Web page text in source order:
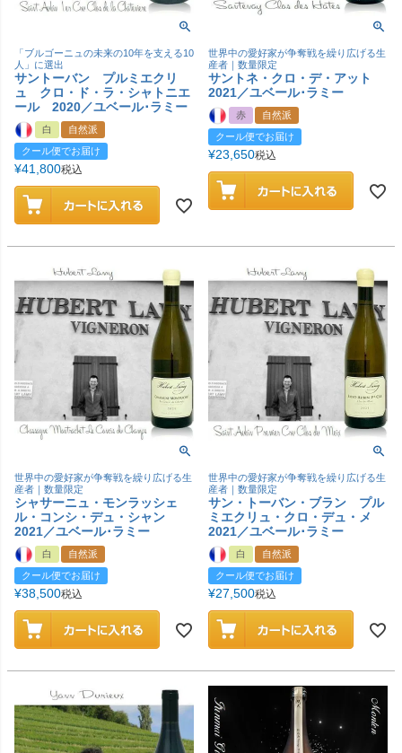
「ブルゴーニュの未来の10年を支える10
人」に選出
サントーバン プルミエクリ
ュ クロ・ド・ラ・シャトニエ
ール 2020／ユベール･ラミー
白
自然派
クール便でお届け
¥41,800税込
世界中の愛好家が争奪戦を繰り広げる生
産者｜数量限定
サントネ・クロ・デ・アット
2021／ユベール･ラミー
赤
自然派
クール便でお届け
¥23,650税込
世界中の愛好家が争奪戦を繰り広げる生
産者｜数量限定
シャサーニュ・モンラッシェ
ル・コンシ・デュ・シャン
2021／ユベール･ラミー
白
自然派
クール便でお届け
¥38,500税込
世界中の愛好家が争奪戦を繰り広げる生
産者｜数量限定
サン・トーバン・ブラン プル
ミエクリュ・クロ・デュ・メ
2021／ユベール･ラミー
白
自然派
クール便でお届け
¥27,500税込